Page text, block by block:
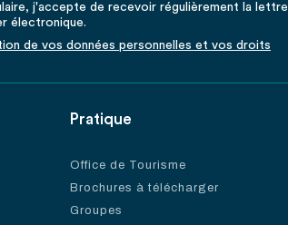
j'accepte de recevoir régulièrement la lettre
électronique.
de vos données personnelles et vos droits
Pratique
Office de Tourisme
Brochures à télécharger
Groupes